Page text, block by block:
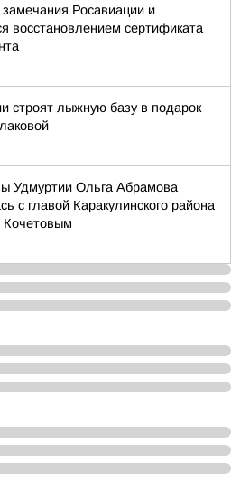
замечания Росавиации и
восстановлением сертификата
строят лыжную базу в подарок
Удмуртии Ольга Абрамова
с главой Каракулинского района